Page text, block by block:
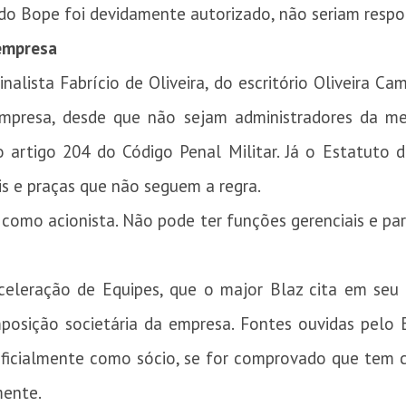
Bope foi devidamente autorizado, não seriam
Fabrício de Oliveira, do escritório Oliveira
desde que não sejam administradores da
artigo 204 do Código Penal Militar. Já o Estatuto
praças que não seguem a regra.
acionista. Não pode ter funções gerenciais e
de Equipes, que o major Blaz cita em
societária da empresa. Fontes ouvidas pelo
como sócio, se for comprovado que tem